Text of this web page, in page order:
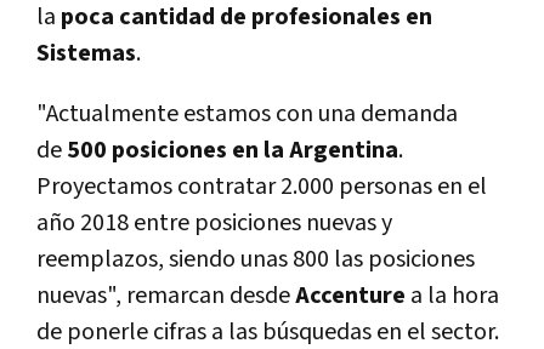
la poca cantidad de profesionales en
Sistemas.
"Actualmente estamos con una demanda
de500 posiciones en la Argentina.
Proyectamos contratar 2.000 personas en el
año 2018 entre posiciones nuevas y
reemplazos, siendo unas 800 las posiciones
nuevas", remarcan desdeAccenture a la hora
de ponerle cifras a las búsquedas en el sector.